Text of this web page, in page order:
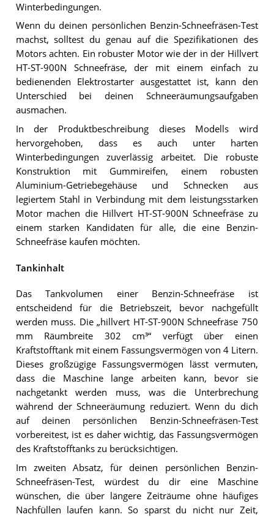
Winterbedingungen.
Wenn du deinen persönlichen Benzin-Schneefräsen-Test
machst, solltest du genau auf die Spezifikationen des
Motors achten. Ein robuster Motor wie der in der Hillvert
HT-ST-900N Schneefräse, der mit einem einfach zu
bedienenden Elektrostarter ausgestattet ist, kann den
Unterschied bei deinen Schneeräumungsaufgaben
ausmachen.
In der Produktbeschreibung dieses Modells wird
hervorgehoben, dass es auch unter harten
Winterbedingungen zuverlässig arbeitet. Die robuste
Konstruktion mit Gummireifen, einem robusten
Aluminium-Getriebegehäuse und Schnecken aus
legiertem Stahl in Verbindung mit dem leistungsstarken
Motor machen die Hillvert HT-ST-900N Schneefräse zu
einem starken Kandidaten für alle, die eine Benzin-
Schneefräse kaufen möchten.
Tankinhalt
Das Tankvolumen einer Benzin-Schneefräse ist
entscheidend für die Betriebszeit, bevor nachgefüllt
werden muss. Die „hillvert HT-ST-900N Schneefräse 750
mm Räumbreite 302 cm³“ verfügt über einen
Kraftstofftank mit einem Fassungsvermögen von 4 Litern.
Dieses großzügige Fassungsvermögen lässt vermuten,
dass die Maschine lange arbeiten kann, bevor sie
nachgetankt werden muss, was die Unterbrechung
während der Schneeräumung reduziert. Wenn du dich
auf deinen persönlichen Benzin-Schneefräsen-Test
vorbereitest, ist es daher wichtig, das Fassungsvermögen
des Kraftstofftanks zu berücksichtigen.
Im zweiten Absatz, für deinen persönlichen Benzin-
Schneefräsen-Test, würdest du dir eine Maschine
wünschen, die über längere Zeiträume ohne häufiges
Nachfüllen laufen kann. So sparst du nicht nur Zeit,